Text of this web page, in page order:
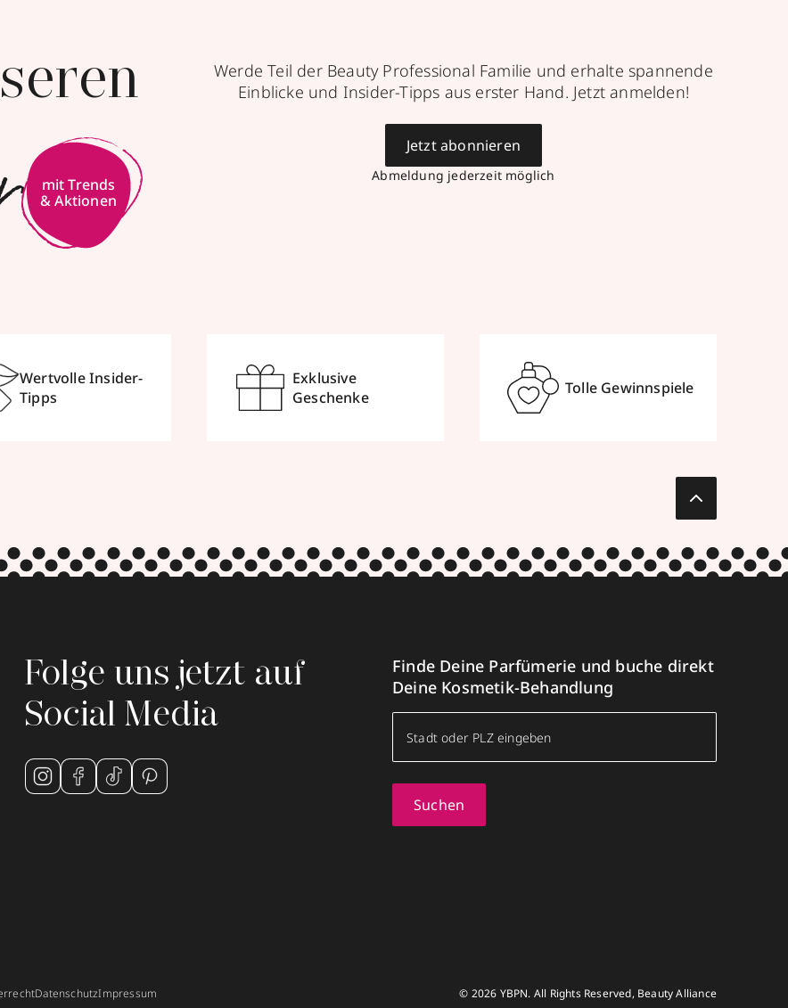
mit Trends
& Aktionen
Werde Teil der Beauty Professional Familie und erhalte spannende
Einblicke und Insider-Tipps aus erster Hand. Jetzt anmelden!
Abmeldung jederzeit möglich
Jetzt abonnieren
Wertvolle Insider-
Tipps
Exklusive
Geschenke
Tolle Gewinnspiele
Folge uns jetzt auf
Social Media
Finde Deine Parfümerie und buche direkt
Deine Kosmetik-Behandlung
Suchen
DatenschutzImpressum © 2026 YBPN. All Rights Reserved, Beauty Alliance